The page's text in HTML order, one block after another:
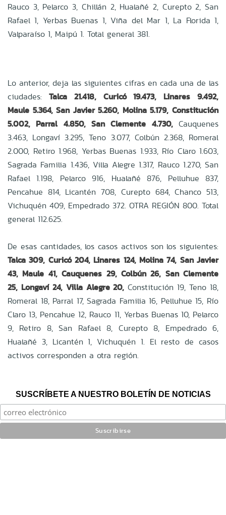
Rauco 3, Pelarco 3, Chillán 2, Hualañé 2, Curepto 2, San
Rafael 1, Yerbas Buenas 1, Viña del Mar 1, La Florida 1,
Valparaíso 1, Maipú 1. Total general 381.
Lo anterior, deja las siguientes cifras en cada una de las
ciudades: Talca 21.418, Curicó 19.473, Linares 9.492,
Maule 5.364, San Javier 5.260, Molina 5.179, Constitución
5.002, Parral 4.850, San Clemente 4.730,Cauquenes
3.463, Longaví 3.295, Teno 3.077, Colbún 2.368, Romeral
2.000, Retiro 1.968, Yerbas Buenas 1.933, Río Claro 1.603,
Sagrada Familia 1.436, Villa Alegre 1.317, Rauco 1.270, San
Rafael 1.198, Pelarco 916, Hualañé 876, Pelluhue 837,
Pencahue 814, Licantén 708, Curepto 684, Chanco 513,
Vichuquén 409, Empedrado 372. OTRA REGIÓN 800. Total
general 112.625.
De esas cantidades, los casos activos son los siguientes:
Talca 309, Curicó 204, Linares 124, Molina 74, San Javier
43, Maule 41, Cauquenes 29, Colbún 26, San Clemente
25, Longaví 24, Villa Alegre 20, Constitución 19, Teno 18,
Romeral 18, Parral 17, Sagrada Familia 16, Pelluhue 15, Río
Claro 13, Pencahue 12, Rauco 11, Yerbas Buenas 10, Pelarco
9, Retiro 8, San Rafael 8, Curepto 8, Empedrado 6,
Hualañé 3, Licantén 1, Vichuquén 1. El resto de casos
activos corresponden a otra región.
SUSCRÍBETE A NUESTRO BOLETÍN DE NOTICIAS